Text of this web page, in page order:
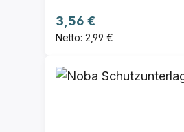
Regulärer Preis:
3,56 €
Netto: 2,99 €